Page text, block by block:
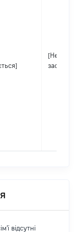
[Не
відсутні